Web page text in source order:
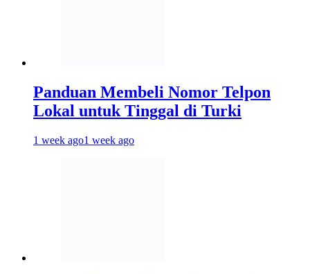
Panduan Membeli Nomor Telpon
Lokal untuk Tinggal di Turki
1 week ago1 week ago